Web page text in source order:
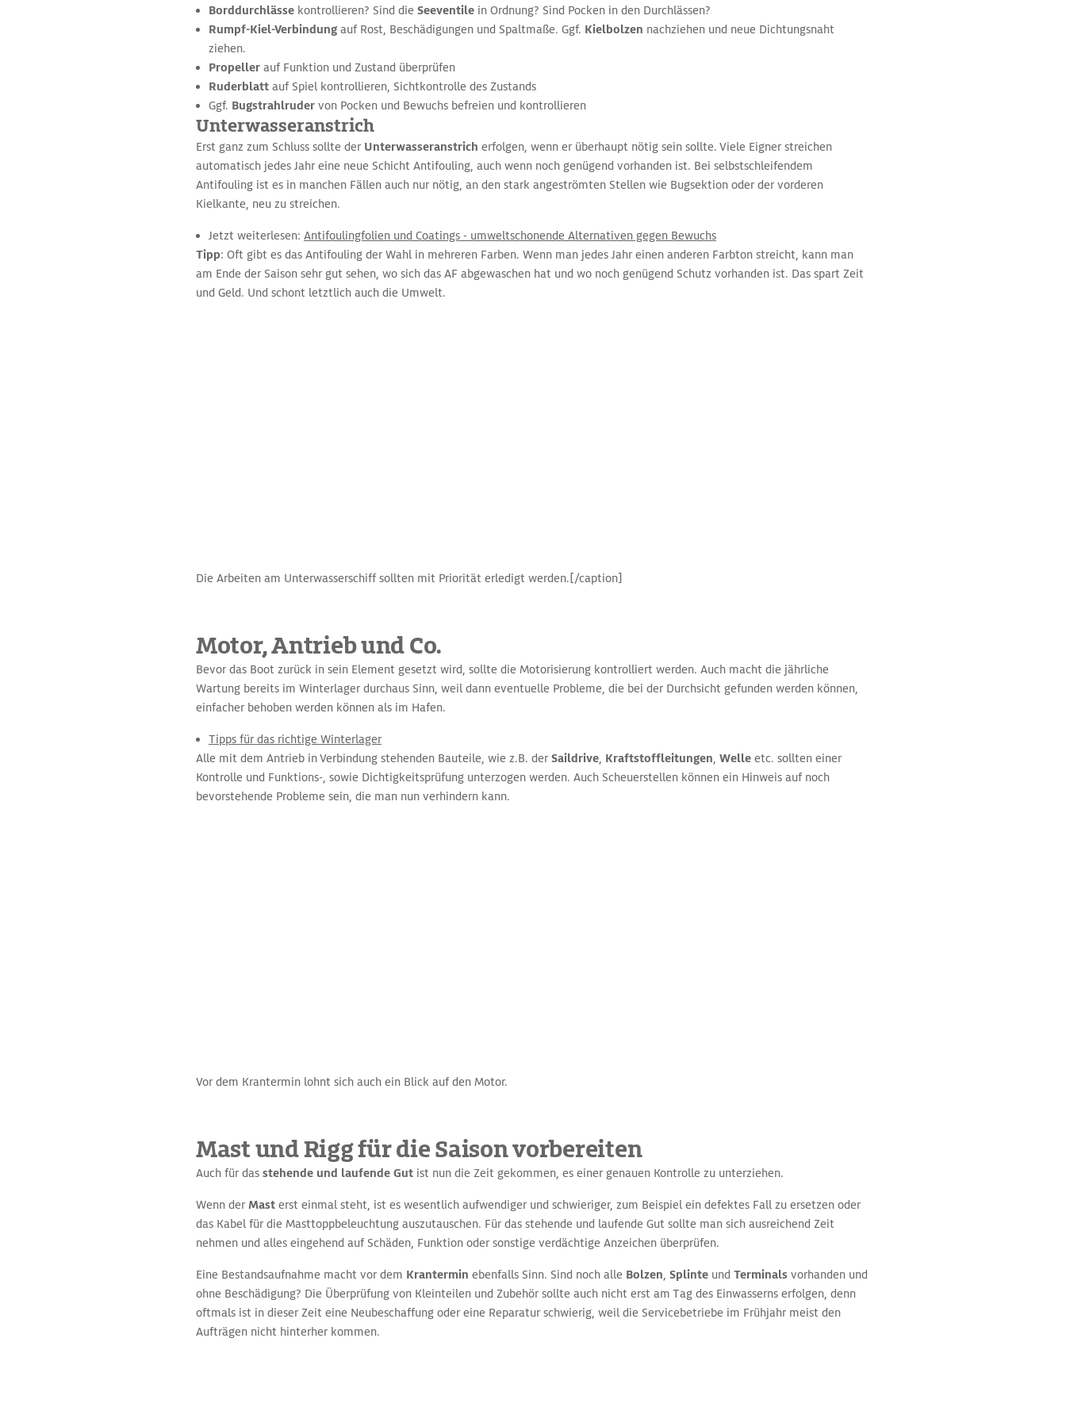
Borddurchlässe kontrollieren? Sind die Seeventile in Ordnung? Sind Pocken in den Durchlässen?
Rumpf-Kiel-Verbindung auf Rost, Beschädigungen und Spaltmaße. Ggf. Kielbolzen nachziehen und neue Dichtungsnaht
ziehen.
Propeller auf Funktion und Zustand überprüfen
Ruderblatt auf Spiel kontrollieren, Sichtkontrolle des Zustands
Ggf. Bugstrahlruder von Pocken und Bewuchs befreien und kontrollieren
Unterwasseranstrich
Erst ganz zum Schluss sollte der Unterwasseranstrich erfolgen, wenn er überhaupt nötig sein sollte. Viele Eigner streichen
automatisch jedes Jahr eine neue Schicht Antifouling, auch wenn noch genügend vorhanden ist. Bei selbstschleifendem
Antifouling ist es in manchen Fällen auch nur nötig, an den stark angeströmten Stellen wie Bugsektion oder der vorderen
Kielkante, neu zu streichen.
Jetzt weiterlesen: Antifoulingfolien und Coatings - umweltschonende Alternativen gegen Bewuchs
Tipp: Oft gibt es das Antifouling der Wahl in mehreren Farben. Wenn man jedes Jahr einen anderen Farbton streicht, kann man
am Ende der Saison sehr gut sehen, wo sich das AF abgewaschen hat und wo noch genügend Schutz vorhanden ist. Das spart Zeit
und Geld. Und schont letztlich auch die Umwelt.
Die Arbeiten am Unterwasserschiff sollten mit Priorität erledigt werden.[/caption]
Motor, Antrieb und Co.
Bevor das Boot zurück in sein Element gesetzt wird, sollte die Motorisierung kontrolliert werden. Auch macht die jährliche
Wartung bereits im Winterlager durchaus Sinn, weil dann eventuelle Probleme, die bei der Durchsicht gefunden werden können,
einfacher behoben werden können als im Hafen.
Tipps für das richtige Winterlager
Alle mit dem Antrieb in Verbindung stehenden Bauteile, wie z.B. derSaildrive, Kraftstoffleitungen, Welle etc. sollten einer
Kontrolle und Funktions-, sowie Dichtigkeitsprüfung unterzogen werden. Auch Scheuerstellen können ein Hinweis auf noch
bevorstehende Probleme sein, die man nun verhindern kann.
Vor dem Krantermin lohnt sich auch ein Blick auf den Motor.
Mast und Rigg für die Saison vorbereiten
Auch für das stehende und laufende Gut ist nun die Zeit gekommen, es einer genauen Kontrolle zu unterziehen.
Wenn derMast erst einmal steht, ist es wesentlich aufwendiger und schwieriger, zum Beispiel ein defektes Fall zu ersetzen oder
das Kabel für die Masttoppbeleuchtung auszutauschen. Für das stehende und laufende Gut sollte man sich ausreichend Zeit
nehmen und alles eingehend auf Schäden, Funktion oder sonstige verdächtige Anzeichen überprüfen.
Eine Bestandsaufnahme macht vor dem Krantermin ebenfalls Sinn. Sind noch alle Bolzen, Splinte und Terminals vorhanden und
ohne Beschädigung? Die Überprüfung von Kleinteilen und Zubehör sollte auch nicht erst am Tag des Einwasserns erfolgen, denn
oftmals ist in dieser Zeit eine Neubeschaffung oder eine Reparatur schwierig, weil die Servicebetriebe im Frühjahr meist den
Aufträgen nicht hinterher kommen.